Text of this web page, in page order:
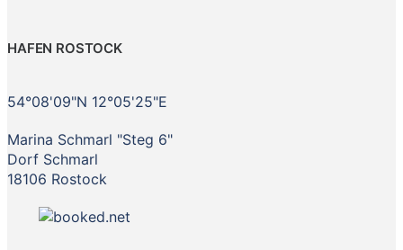
HAFEN ROSTOCK
54°08'09"N 12°05'25"E
Marina Schmarl "Steg 6"
Dorf Schmarl
18106 Rostock